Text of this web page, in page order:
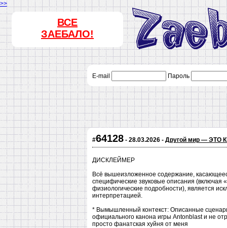
>>
ВСЕ
ЗАЕБАЛО!
E-mail Пароль
#64128- 28.03.2026 - Другой мир —
ДИСКЛЕЙМЕР
Всё вышеизложенное содержание,
специфические звуковые описания
физиологические подробности), является
интерпретацией.
* Вымышленный контекст: Описанные
официального канона игры Antonblast и не
просто фанатская хуйня от меня